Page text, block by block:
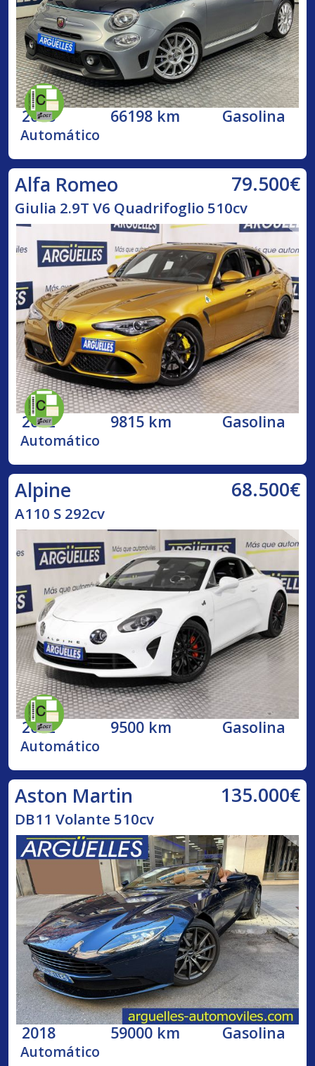
2018 66198 km Gasolina
Automático
Alfa Romeo 79.500€
Giulia 2.9T V6 Quadrifoglio 510cv
2022 9815 km Gasolina
Automático
Alpine 68.500€
A110 S 292cv
2022 9500 km Gasolina
Automático
Aston Martin 135.000€
DB11 Volante 510cv
2018 59000 km Gasolina
Automático